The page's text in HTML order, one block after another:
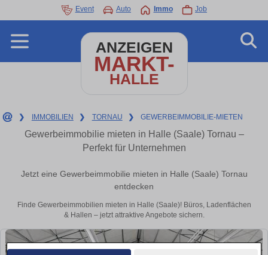
Event Auto Immo Job
ANZEIGEN
MARKT-
HALLE
❯ IMMOBILIEN ❯ TORNAU ❯ GEWERBEIMMOBILIE-MIETEN
Gewerbeimmobilie mieten in Halle (Saale) Tornau –
Perfekt für Unternehmen
Jetzt eine Gewerbeimmobilie mieten in Halle (Saale) Tornau
entdecken
Finde Gewerbeimmobilien mieten in Halle (Saale)! Büros, Ladenflächen
& Hallen – jetzt attraktive Angebote sichern.